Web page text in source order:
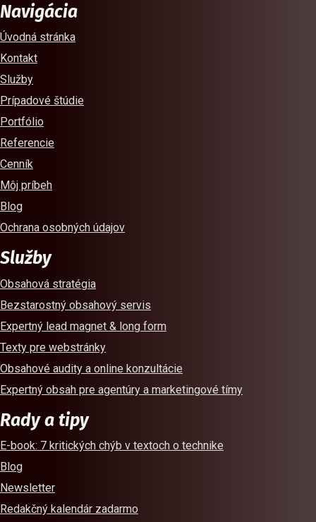
Navigácia
Úvodná stránka
Kontakt
Služby
Prípadové štúdie
Portfólio
Referencie
Cenník
Môj príbeh
Blog
Ochrana osobných údajov
Služby
Obsahová stratégia
Bezstarostný obsahový servis
Expertný lead magnet & long form
Texty pre webstránky
Obsahové audity a online konzultácie
Expertný obsah pre agentúry a marketingové tímy
Rady a tipy
E-book: 7 kritických chýb v textoch o technike
Blog
Newsletter
Redakčný kalendár zadarmo